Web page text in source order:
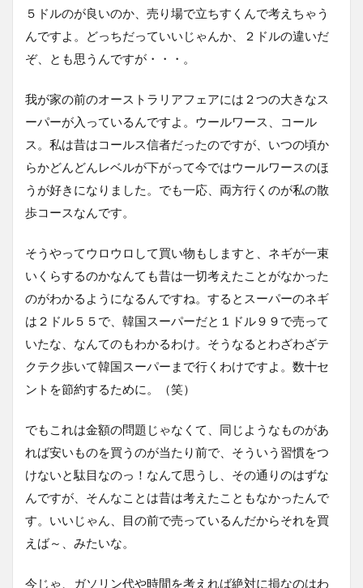
５ドルのが良いのか、売り場で立ちすくんで考えちゃう
んですよ。どっちだっていいじゃんか、２ドルの違いだ
ぞ、とも思うんですが・・・。
我が家の前のオーストラリアフェアには２つの大きなス
ーパーが入っているんですよ。ウールワース、コール
ス。私は昔はコールス信者だったのですが、いつの頃か
らかどんどんレベルが下がって今ではウールワースのほ
うが好きになりました。でも一応、両方行くのが私の散
歩コースなんです。
そうやってウロウロして買い物もしますと、ネギが一束
いくらするのかなんても昔は一切考えたことがなかった
のがわかるようになるんですね。するとスーパーのネギ
は２ドル５５で、韓国スーパーだと１ドル９９で売って
いたな、なんてのもわかるわけ。そうなるとわざわざテ
クテク歩いて韓国スーパーまで行くわけですよ。数十セ
ントを節約するために。（笑）
でもこれは金額の問題じゃなくて、同じようなものがあ
れば安いものを買うのが当たり前で、そういう習慣をつ
けないと駄目なのっ！なんて思うし、その通りのはずな
んですが、そんなことは昔は考えたこともなかったんで
す。いいじゃん、目の前で売っているんだからそれを買
えば～、みたいな。
今じゃ、ガソリン代や時間を考えれば絶対に損なのはわ